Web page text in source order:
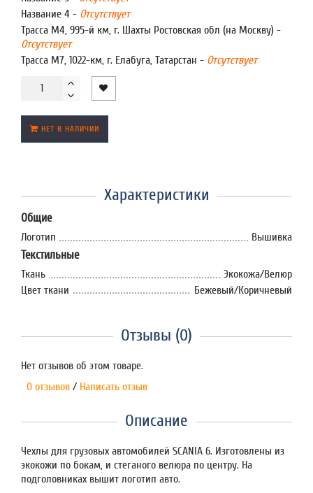
Название 4 - Отсутствует
Трасса М4, 995-й км, г. Шахты Ростовская обл (на Москву) -
Отсутствует
Трасса М7, 1022-км, г. Елабуга, Татарстан - Отсутствует
НЕТ В НАЛИЧИИ
Характеристики
Общие
Логотип Вышивка
Текстильные
Ткань
Экокожа/Велюр
Цвет ткани
Бежевый/Коричневый
Отзывы (0)
Нет отзывов об этом товаре.
0 отзывов / Написать отзыв
Описание
Чехлы для грузовых автомобилей SCANIA 6. Изготовлены из
экокожи по бокам, и стеганого велюра по центру. На
подголовниках вышит логотип авто.